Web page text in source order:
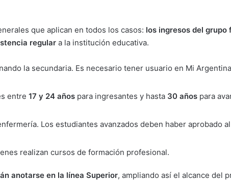
que aplican en todos los casos: los ingresos del grupo
regular a la institución educativa.
la secundaria. Es necesario tener usuario en Mi
entre 17 y 24 años para ingresantes y hasta 30 años para
Los estudiantes avanzados deben haber aprobado
realizan cursos de formación profesional.
anotarse en la línea Superior, ampliando así el alcance del